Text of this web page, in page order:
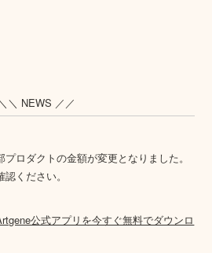
＼ NEWS ／／
ロダクトの金額が変更となりました。
認ください。
公式アプリを今すぐ無料でダウンロ